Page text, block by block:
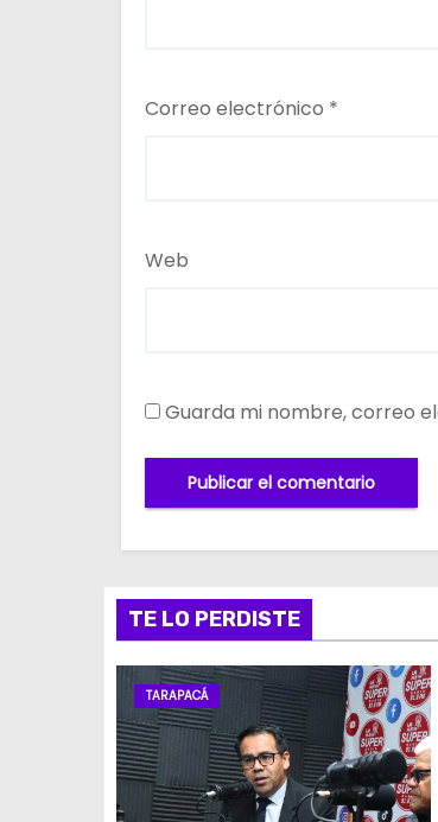
Correo electrónico *
Web
Guarda mi nombre, correo
TE LO PERDISTE
TARAPACÁ